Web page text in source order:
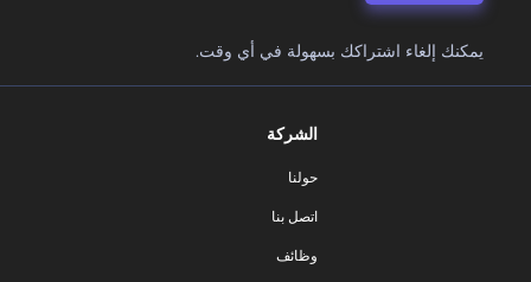
يمكنك إلغاء اشتراكك بسهولة في أي وقت.
الشركة
حولنا
اتصل بنا
وظائف